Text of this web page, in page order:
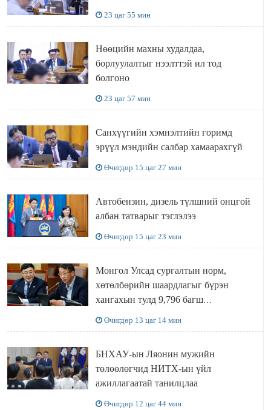
23 цаг 55 мин
Нөөцийн махны худалдаа,
борлуулалтыг нээлттэй ил тод
болгоно
23 цаг 57 мин
Санхүүгийн хэмнэлтийн горимд
эрүүл мэндийн салбар хамаарахгүй
Өчигдөр 15 цаг 27 мин
Автобензин, дизель түлшний онцгой
албан татварыг тэглэлээ
Өчигдөр 15 цаг 23 мин
Монгол Улсад сургалтын норм,
хөтөлбөрийн шаардлагыг бүрэн
хангахын тулд 9,796 багш
Өчигдөр 13 цаг 14 мин
БНХАУ-ын Ляонин мужийн
төлөөлөгчид НИТХ-ын үйл
ажиллагаатай танилцлаа
Өчигдөр 12 цаг 44 мин